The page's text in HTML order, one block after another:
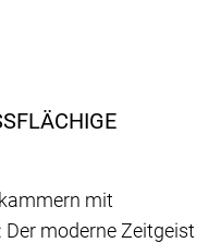
V
mit
moderne Zeitgeist